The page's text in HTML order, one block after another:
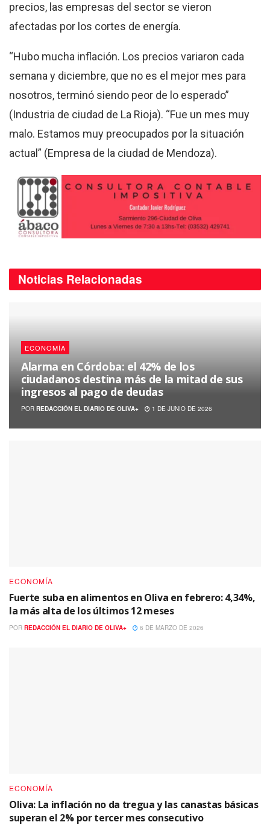
precios, las empresas del sector se vieron
afectadas por los cortes de energía.
“Hubo mucha inflación. Los precios variaron cada
semana y diciembre, que no es el mejor mes para
nosotros, terminó siendo peor de lo esperado”
(Industria de ciudad de La Rioja). “Fue un mes muy
malo. Estamos muy preocupados por la situación
actual” (Empresa de la ciudad de Mendoza).
Noticias Relacionadas
ECONOMÍA
Alarma en Córdoba: el 42% de los
ciudadanos destina más de la mitad de sus
ingresos al pago de deudas
POR REDACCIÓN EL DIARIO DE OLIVA+ 1 DE JUNIO DE 2026
ECONOMÍA
Fuerte suba en alimentos en Oliva en febrero: 4,34%,
la más alta de los últimos 12 meses
POR REDACCIÓN EL DIARIO DE OLIVA+ 6 DE MARZO DE 2026
ECONOMÍA
Oliva: La inflación no da tregua y las canastas básicas
superan el 2% por tercer mes consecutivo